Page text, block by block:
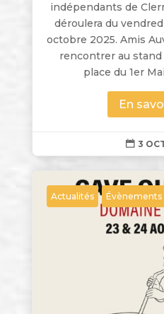
indépendants de
déroulera du
octobre 2025. Amis
rencontrer au stand
place du 1er
En
 3
Actualités Évènements